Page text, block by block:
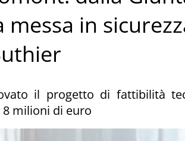
messa in
il progetto di fattibilità
8 milioni di euro